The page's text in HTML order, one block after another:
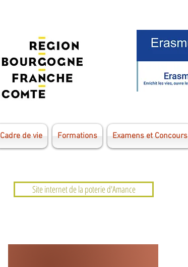
Cadre de vie Formations Examens et Concours
Site internet de la poterie d'Amance